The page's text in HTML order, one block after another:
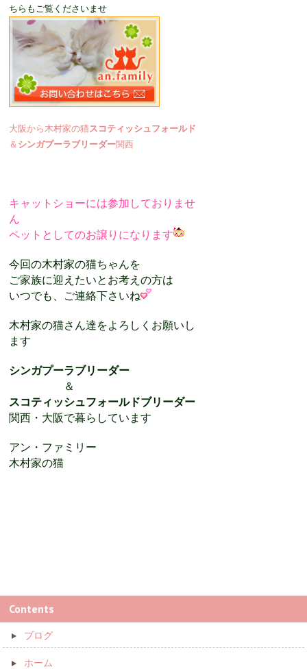
ちらもご覧くださいませ
大阪から木村家の猫スコティッシュフォールド
＆ シンガプーラブリーダー関西
キャットショーには参加しておりませ
ん
ペットとしてのお譲りになります
今回の木村家の猫ちゃんを
ご家族に迎えたいとお考えの方は
いつでも、ご連絡下さいね
木村家の猫さん達をよろしくお願いし
ます
シンガプーラブリーダー
＆
スコティッシュフォールドブリーダー
関西・大阪で暮らしています
アン・ファミリー
木村家の猫
Contents
ブログ
ホーム